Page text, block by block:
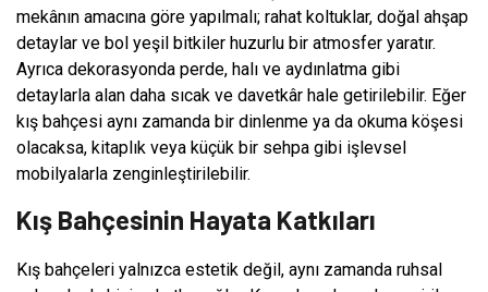
mekânın amacına göre yapılmalı; rahat koltuklar, doğal ahşap
detaylar ve bol yeşil bitkiler huzurlu bir atmosfer yaratır.
Ayrıca dekorasyonda perde, halı ve aydınlatma gibi
detaylarla alan daha sıcak ve davetkâr hale getirilebilir. Eğer
kış bahçesi aynı zamanda bir dinlenme ya da okuma köşesi
olacaksa, kitaplık veya küçük bir sehpa gibi işlevsel
mobilyalarla zenginleştirilebilir.
Kış Bahçesinin Hayata Katkıları
Kış bahçeleri yalnızca estetik değil, aynı zamanda ruhsal